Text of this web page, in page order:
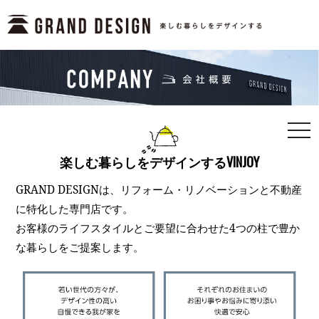
楽しむ暮らしをデザインするVINJOY
GRAND DESIGNは、リフォーム・リノベーションと不動産
に特化した専門店です。
お客様のライフスタイルとご要望に合わせた4つの柱で豊か
な暮らしをご提案します。